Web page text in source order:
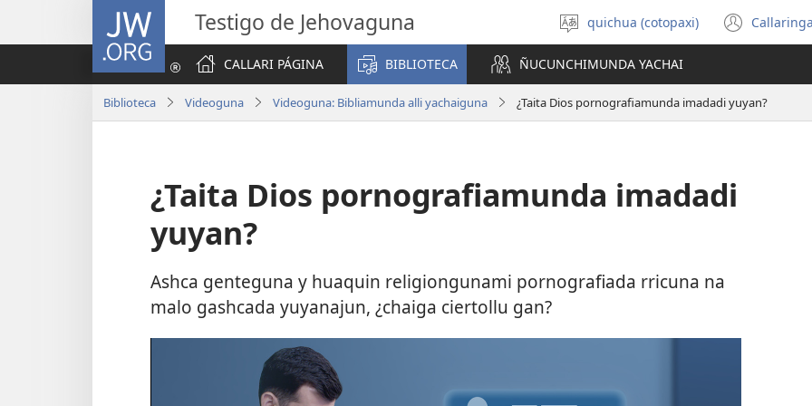
JW.ORG Testigo de Jehovaguna
Idiomada
agllai
quichua (cotopaxi)
(abre
una
CALLARI PÁGINA
BIBLIOTECA ÑUCUNCHIMUNDA YACHAI
Biblioteca Videoguna Videoguna: Bibliamunda alli yachaiguna ¿Taita Dios pornografiamunda imadadi yuyan?
¿Taita Dios pornografiamunda imadadi
yuyan?
Ashca genteguna y huaquin religiongunami pornografiada rricuna na
malo gashcada yuyanajun, ¿chaiga ciertollu gan?